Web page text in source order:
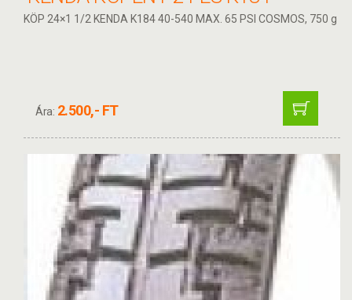
KÖP 24×1 1/2 KENDA K184 40-540 MAX. 65 PSI COSMOS, 750 g
Ára: 2.500,- FT